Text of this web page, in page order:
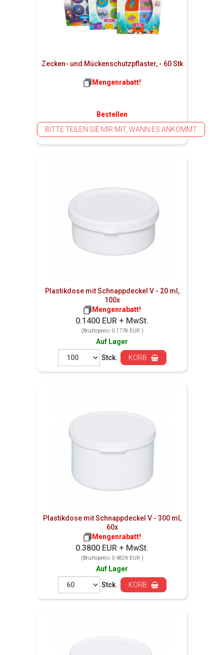
Zecken- und Mückenschutzpflaster, - 60 Stk
Mengenrabatt!
Bestellen
BITTE TEILEN SIE MIR MIT, WANN ES ANKOMMT
Plastikdose mit Schnappdeckel V - 20 ml,
100x
Mengenrabatt!
0.1400 EUR + MwSt.
(Bruttopreis 0.1778 EUR )
Auf Lager
Stck.
KORB
Plastikdose mit Schnappdeckel V - 300 ml,
60x
Mengenrabatt!
0.3800 EUR + MwSt.
(Bruttopreis 0.4826 EUR )
Auf Lager
Stck.
KORB